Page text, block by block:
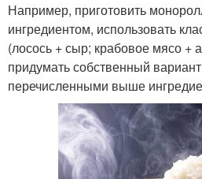
Например, приготовить
ингредиентом, использовать
(лосось + сыр; крабовое мясо +
придумать собственный
перечисленными выше